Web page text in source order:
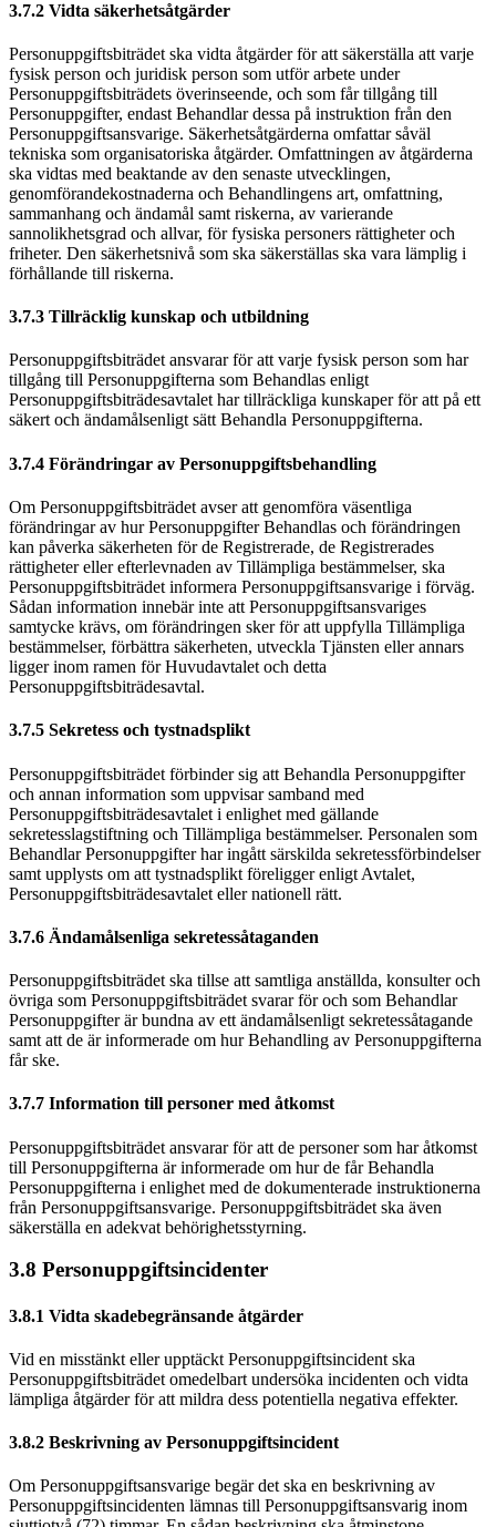
3.7.2 Vidta säkerhetsåtgärder
Personuppgiftsbiträdet ska vidta åtgärder för att säkerställa att varje
fysisk person och juridisk person som utför arbete under
Personuppgiftsbiträdets överinseende, och som får tillgång till
Personuppgifter, endast Behandlar dessa på instruktion från den
Personuppgiftsansvarige. Säkerhetsåtgärderna omfattar såväl
tekniska som organisatoriska åtgärder. Omfattningen av åtgärderna
ska vidtas med beaktande av den senaste utvecklingen,
genomförandekostnaderna och Behandlingens art, omfattning,
sammanhang och ändamål samt riskerna, av varierande
sannolikhetsgrad och allvar, för fysiska personers rättigheter och
friheter. Den säkerhetsnivå som ska säkerställas ska vara lämplig i
förhållande till riskerna.
3.7.3 Tillräcklig kunskap och utbildning
Personuppgiftsbiträdet ansvarar för att varje fysisk person som har
tillgång till Personuppgifterna som Behandlas enligt
Personuppgiftsbiträdesavtalet har tillräckliga kunskaper för att på ett
säkert och ändamålsenligt sätt Behandla Personuppgifterna.
3.7.4 Förändringar av Personuppgiftsbehandling
Om Personuppgiftsbiträdet avser att genomföra väsentliga
förändringar av hur Personuppgifter Behandlas och förändringen
kan påverka säkerheten för de Registrerade, de Registrerades
rättigheter eller efterlevnaden av Tillämpliga bestämmelser, ska
Personuppgiftsbiträdet informera Personuppgiftsansvarige i förväg.
Sådan information innebär inte att Personuppgiftsansvariges
samtycke krävs, om förändringen sker för att uppfylla Tillämpliga
bestämmelser, förbättra säkerheten, utveckla Tjänsten eller annars
ligger inom ramen för Huvudavtalet och detta
Personuppgiftsbiträdesavtal.
3.7.5 Sekretess och tystnadsplikt
Personuppgiftsbiträdet förbinder sig att Behandla Personuppgifter
och annan information som uppvisar samband med
Personuppgiftsbiträdesavtalet i enlighet med gällande
sekretesslagstiftning och Tillämpliga bestämmelser. Personalen som
Behandlar Personuppgifter har ingått särskilda sekretessförbindelser
samt upplysts om att tystnadsplikt föreligger enligt Avtalet,
Personuppgiftsbiträdesavtalet eller nationell rätt.
3.7.6 Ändamålsenliga sekretessåtaganden
Personuppgiftsbiträdet ska tillse att samtliga anställda, konsulter och
övriga som Personuppgiftsbiträdet svarar för och som Behandlar
Personuppgifter är bundna av ett ändamålsenligt sekretessåtagande
samt att de är informerade om hur Behandling av Personuppgifterna
får ske.
3.7.7 Information till personer med åtkomst
Personuppgiftsbiträdet ansvarar för att de personer som har åtkomst
till Personuppgifterna är informerade om hur de får Behandla
Personuppgifterna i enlighet med de dokumenterade instruktionerna
från Personuppgiftsansvarige. Personuppgiftsbiträdet ska även
säkerställa en adekvat behörighetsstyrning.
3.8 Personuppgiftsincidenter
3.8.1 Vidta skadebegränsande åtgärder
Vid en misstänkt eller upptäckt Personuppgiftsincident ska
Personuppgiftsbiträdet omedelbart undersöka incidenten och vidta
lämpliga åtgärder för att mildra dess potentiella negativa effekter.
3.8.2 Beskrivning av Personuppgiftsincident
Om Personuppgiftsansvarige begär det ska en beskrivning av
Personuppgiftsincidenten lämnas till Personuppgiftsansvarig inom